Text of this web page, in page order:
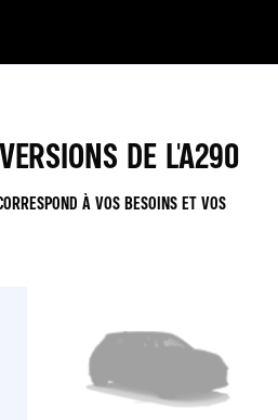
DE L'A290
À VOS BESOINS ET VOS